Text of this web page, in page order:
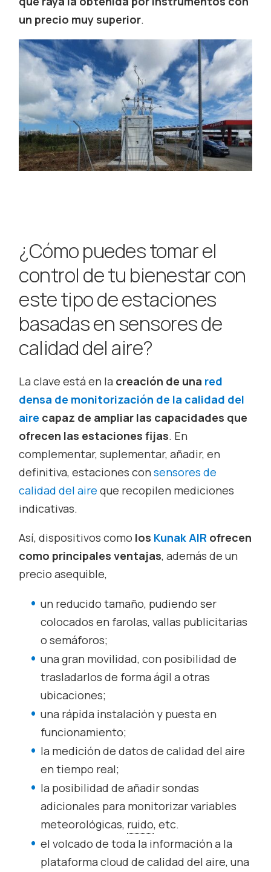
un precio muy superior.
¿Cómo puedes tomar el
control de tu bienestar con
este tipo de estaciones
basadas en sensores de
calidad del aire?
La clave está en la creación de una red
densa de monitorización de la calidad del
aire capaz de ampliar las capacidades que
ofrecen las estaciones fijas. En
complementar, suplementar, añadir, en
definitiva, estaciones consensores de
calidad del aire que recopilen mediciones
indicativas.
Así, dispositivos como los Kunak AIR ofrecen
como principales ventajas, además de un
precio asequible,
un reducido tamaño, pudiendo ser
colocados en farolas, vallas publicitarias
o semáforos;
una gran movilidad, con posibilidad de
trasladarlos de forma ágil a otras
ubicaciones;
una rápida instalación y puesta en
funcionamiento;
la medición de datos de calidad del aire
en tiempo real;
la posibilidad de añadir sondas
adicionales para monitorizar variables
meteorológicas, ruido, etc.
el volcado de toda la información a la
plataformacloud de calidad del aire, una